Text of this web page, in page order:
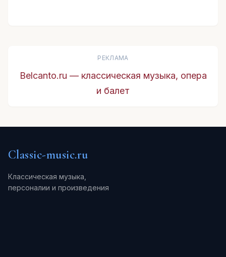
РЕКЛАМА
Belcanto.ru — классическая музыка, опера
и балет
Classic-music.ru
Классическая музыка,
персоналии и произведения